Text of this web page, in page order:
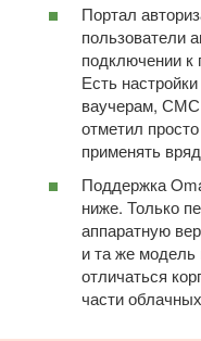
Портал
пользователи
подключении к
Есть
ваучерам, СМС
отметил
применять
Поддержка
ниже. Только
аппаратную
и та же модель
отличаться
части